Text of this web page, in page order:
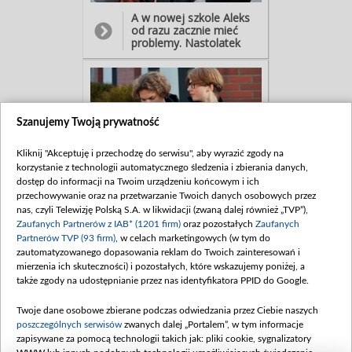
niepokoić... Dostrzegając,
że chłopak wcale nie jest
z tej zmiany zadowolony.
- Nie przeżyjesz życia za
niego... Aleks ma prawo
dokonać wyboru. Nawet,
jeśli ten wybór okaże się
błędem. - Moja w tym
głowa, żeby popełniał jak
najmniej błędów!
A w nowej szkole Aleks
od razu zacznie mieć
problemy. Nastolatek
odkryje, że w liceum
wokół Ewy kręci się
dwóch kolegów: Jacek (w
tej roli Aleksander Szeląg)
z Julkiem (Kacper
Krasowski). - Chyba
rozumiecie, że to moja
stary... Nic nie jest na
zawsze! A rywale
zaproponują mu nagle...
wspólny biznes: uprawę
marihuany.
- Jak to wasze
gospodarstwo takie
spore, to pewnie są w
nim jeszcze jakieś tajne
zakamarki, co? - Nas też
kręcą różne uprawy… -
Moglibyśmy
współpracować…
Rozumiesz: my wnosimy
miejscówkę! - Wchodzisz
w to? - Kumam, o co
biega, ale to nie moja
bajka… - Mielibyśmy
Następnego dnia koledzy
Szanujemy Twoją prywatność
Kliknij "Akceptuję i przechodzę do serwisu", aby wyrazić zgody na
korzystanie z technologii automatycznego śledzenia i zbierania danych,
dostęp do informacji na Twoim urządzeniu końcowym i ich
przechowywanie oraz na przetwarzanie Twoich danych osobowych przez
nas, czyli Telewizję Polską S.A. w likwidacji (zwaną dalej również „TVP”),
Zaufanych Partnerów z IAB* (1201 firm) oraz pozostałych Zaufanych
Partnerów TVP (93 firm) , w celach marketingowych (w tym do
zautomatyzowanego dopasowania reklam do Twoich zainteresowań i
mierzenia ich skuteczności) i pozostałych, które wskazujemy poniżej, a
także zgody na udostępnianie przez nas identyfikatora PPID do Google.
Twoje dane osobowe zbierane podczas odwiedzania przez Ciebie naszych
poszczególnych serwisów zwanych dalej „Portalem”, w tym informacje
zapisywane za pomocą technologii takich jak: pliki cookie, sygnalizatory